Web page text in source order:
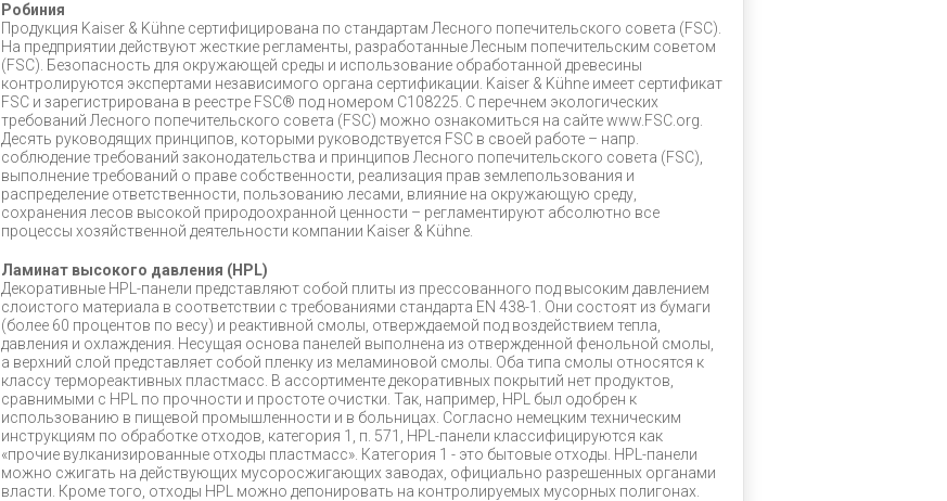
Робиния
Продукция Kaiser & Kühne сертифицирована по стандартам Лесного попечительского совета (FSC).
На предприятии действуют жесткие регламенты, разработанные Лесным попечительским советом
(FSC). Безопасность для окружающей среды и использование обработанной древесины
контролируются экспертами независимого органа сертификации. Kaiser & Kühne имеет сертификат
FSC и зарегистрирована в реестре FSC® под номером C108225. С перечнем экологических
требований Лесного попечительского совета (FSC) можно ознакомиться на сайте www.FSC.org.
Десять руководящих принципов, которыми руководствуется FSC в своей работе – напр.
соблюдение требований законодательства и принципов Лесного попечительского совета (FSC),
выполнение требований о праве собственности, реализация прав землепользования и
распределение ответственности, пользованию лесами, влияние на окружающую среду,
сохранения лесов высокой природоохранной ценности – регламентируют абсолютно все
процессы хозяйственной деятельности компании Kaiser & Kühne.
Ламинат высокого давления (HPL)
Декоративные HPL-панели представляют собой плиты из прессованного под высоким давлением
слоистого материала в соответствии с требованиями стандарта EN 438-1. Они состоят из бумаги
(более 60 процентов по весу) и реактивной смолы, отверждаемой под воздействием тепла,
давления и охлаждения. Несущая основа панелей выполнена из отвержденной фенольной смолы,
а верхний слой представляет собой пленку из меламиновой смолы. Оба типа смолы относятся к
классу термореактивных пластмасс. В ассортименте декоративных покрытий нет продуктов,
сравнимыми с HPL по прочности и простоте очистки. Так, например, HPL был одобрен к
использованию в пищевой промышленности и в больницах. Согласно немецким техническим
инструкциям по обработке отходов, категория 1, п. 571, HPL-панели классифицируются как
«прочие вулканизированные отходы пластмасс». Категория 1 - это бытовые отходы. HPL-панели
можно сжигать на действующих мусоросжигающих заводах, официально разрешенных органами
власти. Кроме того, отходы HPL можно депонировать на контролируемых мусорных полигонах.